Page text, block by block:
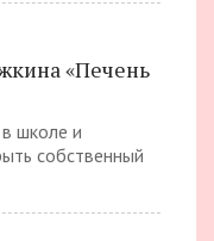
«Печень
школе и
собственный